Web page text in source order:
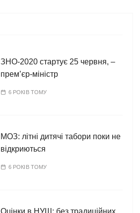
ЗНО-2020 стартує 25 червня, –
прем’єр-міністр
6 РОКІВ ТОМУ
МОЗ: літні дитячі табори поки не
відкриються
6 РОКІВ ТОМУ